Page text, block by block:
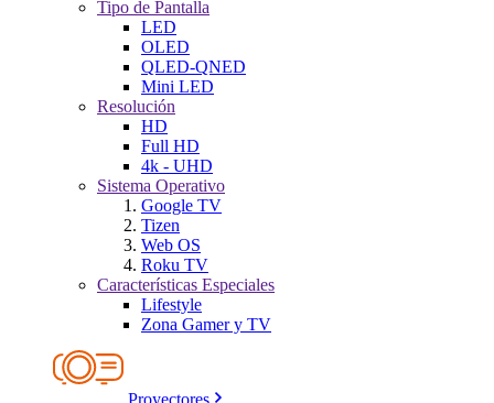
Tipo de Pantalla
LED
OLED
QLED-QNED
Mini LED
Resolución
HD
Full HD
4k - UHD
Sistema Operativo
Google TV
Tizen
Web OS
Roku TV
Características Especiales
Lifestyle
Zona Gamer y TV
Proyectores